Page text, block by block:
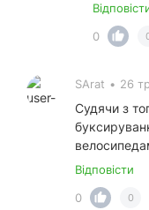
0
SArat • 26
Судячи з
Відповісти
0
0